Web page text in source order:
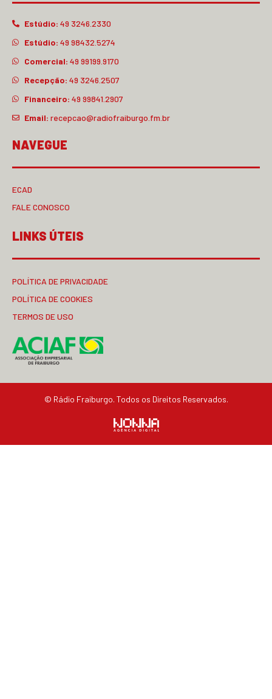
Estúdio: 49 3246.2330
Estúdio: 49 98432.5274
Comercial: 49 99199.9170
Recepção: 49 3246.2507
Financeiro: 49 99841.2907
Email: recepcao@radiofraiburgo.fm.br
NAVEGUE
ECAD
FALE CONOSCO
LINKS ÚTEIS
POLÍTICA DE PRIVACIDADE
POLÍTICA DE COOKIES
TERMOS DE USO
© Rádio Fraiburgo. Todos os Direitos Reservados.